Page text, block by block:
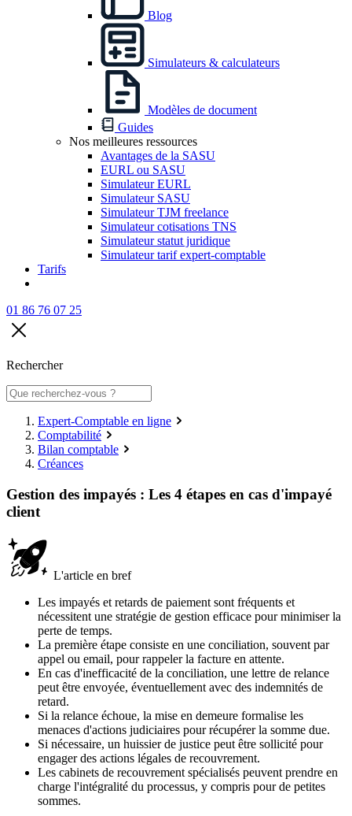
Blog
Simulateurs & calculateurs
Modèles de document
Guides
Nos meilleures ressources
Avantages de la SASU
EURL ou SASU
Simulateur EURL
Simulateur SASU
Simulateur TJM freelance
Simulateur cotisations TNS
Simulateur statut juridique
Simulateur tarif expert-comptable
Tarifs
01 86 76 07 25
Rechercher
Expert-Comptable en ligne
Comptabilité
Bilan comptable
Créances
Gestion des impayés : Les 4 étapes en cas d'impayé
client
L'article en bref
Les impayés et retards de paiement sont fréquents et
nécessitent une stratégie de gestion efficace pour minimiser la
perte de temps.
La première étape consiste en une conciliation, souvent par
appel ou email, pour rappeler la facture en attente.
En cas d'inefficacité de la conciliation, une lettre de relance
peut être envoyée, éventuellement avec des indemnités de
retard.
Si la relance échoue, la mise en demeure formalise les
menaces d'actions judiciaires pour récupérer la somme due.
Si nécessaire, un huissier de justice peut être sollicité pour
engager des actions légales de recouvrement.
Les cabinets de recouvrement spécialisés peuvent prendre en
charge l'intégralité du processus, y compris pour de petites
sommes.